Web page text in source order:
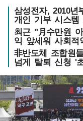
삼성전자, 2010
개인 기부 시스템
최근 "月수만원
익 앞세워 사회적
非반도체 조합원
넘게 탈퇴 신청 '